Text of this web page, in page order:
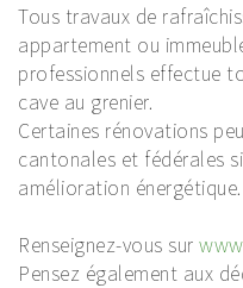
Tous travaux de
appartement ou
professionnels effectue
cave au grenier.
Certaines rénovations
cantonales et fédérales
amélioration énergétique.
Renseignez-vous sur
Pensez également aux